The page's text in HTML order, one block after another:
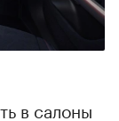
в салоны